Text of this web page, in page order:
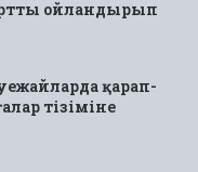
ойландырып
қарап-
тізіміне